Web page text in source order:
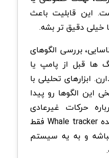
این قابلیت باعث
خیلی دقیق تر بشه.
بررسی الگوهای
ها قبل از پامپ یا
ابزارهای تحلیلی با
این الگوها رو پیدا
حرکات غیرعادی
میدن. این ویژگی باعث شده Whale tracker فقط
و به یه سیستم